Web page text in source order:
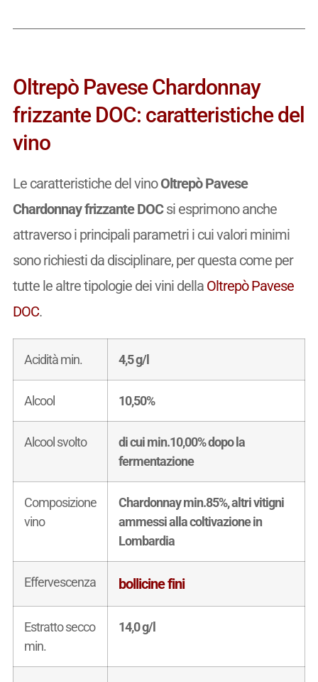
Oltrepò Pavese Chardonnay
frizzante DOC: caratteristiche del
vino
Le caratteristiche del vinoOltrepò Pavese
Chardonnay frizzante DOCsi esprimono anche
attraverso i principali parametri i cui valori minimi
sono richiesti da disciplinare, per questa come per
tutte le altre tipologie dei vini della Oltrepò Pavese
DOC.
Acidità min. 4,5 g/l
Alcool 10,50%
Alcool svolto
di cui min.10,00% dopo la
fermentazione
Composizione
vino
Chardonnay min.85%, altri vitigni
ammessi alla coltivazione in
Lombardia
Effervescenza bollicine fini
Estratto secco
min.
14,0 g/l